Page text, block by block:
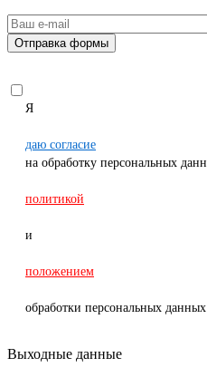
Я
даю согласие
на обработку персональных
политикой
и
положением
обработки персональных данных
Выходные данные